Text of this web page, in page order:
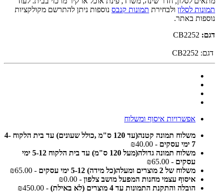
תמונות לסלון ולבחירת תמונות קנבס נוספות ניתן להתרשם מקולקציות
נוספות באתר.
דגם:
דגם: CB2252
אפשרויות איסוף ומשלוח
משלוח תמונה קטנה(עד 120 ס"מ ,כולל שעונים) עד בית הלקוח 4-
7 ימי עסקים
- ₪40.00
משלוח תמונה גדולה(מעל 120 ס"מ) עד בית הלקוח 5-12 ימי
עסקים - ₪65.00
משלוח של 2 מוצרים ומעלה(כל מידה) 5-12 ימי עסקים
- ₪65.00
איסוף עצמי מחנות המפעל מושב צלפון - ₪0.00
הובלה והתקנת התמונות עד 4 מוצרים (לא באילת)
- ₪450.00